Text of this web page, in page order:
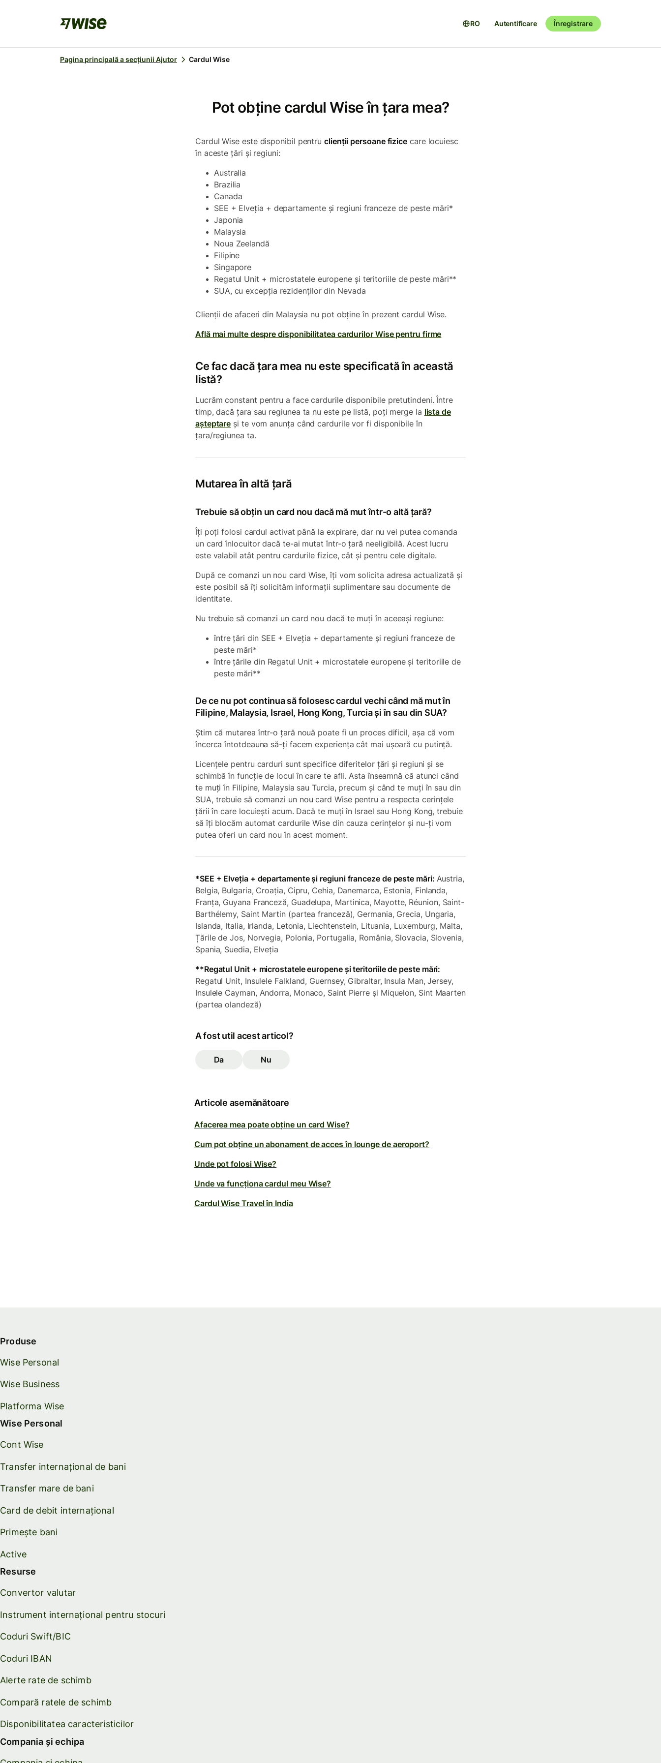
RO Autentificare Înregistrare
Pagina principală a secțiunii Ajutor Cardul Wise
Pot obține cardul Wise în țara mea?
Cardul Wise este disponibil pentruclienții persoane fizice care locuiesc
în aceste țări și regiuni:
Australia
Brazilia
Canada
SEE + Elveția + departamente și regiuni franceze de peste mări*
Japonia
Malaysia
Noua Zeelandă
Filipine
Singapore
Regatul Unit + microstatele europene și teritoriile de peste mări**
SUA, cu excepția rezidenților din Nevada
Clienții de afaceri din Malaysia nu pot obține în prezent cardul Wise.
Află mai multe despre disponibilitatea cardurilor Wise pentru firme
Ce fac dacă țara mea nu este specificată în această
listă?
Lucrăm constant pentru a face cardurile disponibile pretutindeni. Între
timp, dacă țara sau regiunea ta nu este pe listă, poți merge la lista de
așteptare și te vom anunța când cardurile vor fi disponibile în
țara/regiunea ta.
Mutarea în altă țară
Trebuie să obțin un card nou dacă mă mut într-o altă țară?
Îți poți folosi cardul activat până la expirare, dar nu vei putea comanda
un card înlocuitor dacă te-ai mutat într-o țară neeligibilă. Acest lucru
este valabil atât pentru cardurile fizice, cât și pentru cele digitale.
După ce comanzi un nou card Wise, îți vom solicita adresa actualizată și
este posibil să îți solicităm informații suplimentare sau documente de
identitate.
Nu trebuie să comanzi un card nou dacă te muți în aceeași regiune:
între țări din SEE + Elveția + departamente și regiuni franceze de
peste mări*
între țările din Regatul Unit + microstatele europene și teritoriile de
peste mări**
De ce nu pot continua să folosesc cardul vechi când mă mut în
Filipine, Malaysia, Israel, Hong Kong, Turcia și în sau din SUA?
Știm că mutarea într-o țară nouă poate fi un proces dificil, așa că vom
încerca întotdeauna să-ți facem experiența cât mai ușoară cu putință.
Licențele pentru carduri sunt specifice diferitelor țări și regiuni și se
schimbă în funcție de locul în care te afli. Asta înseamnă că atunci când
te muți în Filipine, Malaysia sau Turcia, precum și când te muți în sau din
SUA, trebuie să comanzi un nou card Wise pentru a respecta cerințele
țării în care locuiești acum. Dacă te muți în Israel sau Hong Kong, trebuie
să îți blocăm automat cardurile Wise din cauza cerințelor și nu-ți vom
putea oferi un card nou în acest moment.
*SEE + Elveția + departamente și regiuni franceze de peste mări: Austria,
Belgia, Bulgaria, Croația, Cipru, Cehia, Danemarca, Estonia, Finlanda,
Franța, Guyana Franceză, Guadelupa, Martinica, Mayotte, Réunion, Saint-
Barthélemy, Saint Martin (partea franceză), Germania, Grecia, Ungaria,
Islanda, Italia, Irlanda, Letonia, Liechtenstein, Lituania, Luxemburg, Malta,
Țările de Jos, Norvegia, Polonia, Portugalia, România, Slovacia, Slovenia,
Spania, Suedia, Elveția
**Regatul Unit + microstatele europene și teritoriile de peste mări:
Regatul Unit, Insulele Falkland, Guernsey, Gibraltar, Insula Man, Jersey,
Insulele Cayman, Andorra, Monaco, Saint Pierre și Miquelon, Sint Maarten
(partea olandeză)
A fost util acest articol?
Da Nu
Articole asemănătoare
Afacerea mea poate obține un card Wise?
Cum pot obține un abonament de acces în lounge de aeroport?
Unde pot folosi Wise?
Unde va funcționa cardul meu Wise?
Cardul Wise Travel în India
Produse
Wise Personal
Wise Business
Platforma Wise
Wise Personal
Cont Wise
Transfer internațional de bani
Transfer mare de bani
Card de debit internațional
Primește bani
Active
Resurse
Convertor valutar
Instrument internațional pentru stocuri
Coduri Swift/BIC
Coduri IBAN
Alerte rate de schimb
Compară ratele de schimb
Disponibilitatea caracteristicilor
Compania și echipa